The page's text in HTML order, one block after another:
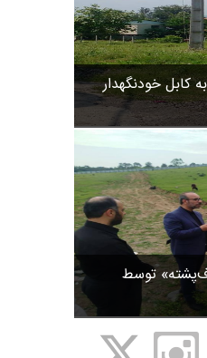
کابل خودنگهدار
توسط